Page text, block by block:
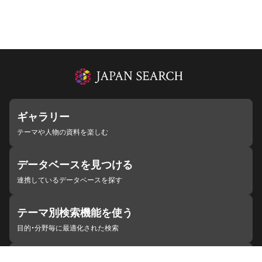
ギャラリー
テーマや人物の資料を楽しむ
データベースを見つける
連携しているデータベースを探す
テーマ別検索機能を使う
目的・分野毎に最適化された検索